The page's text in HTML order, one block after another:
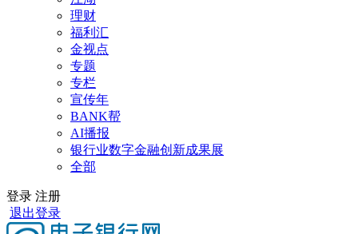
理财
福利汇
金视点
专题
专栏
宣传年
BANK帮
AI播报
银行业数字金融创新成果展
全部
登录 注册
退出登录